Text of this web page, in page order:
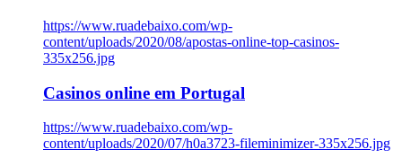
https://www.ruadebaixo.com/wp-
content/uploads/2020/08/apostas-online-top-casinos-
335x256.jpg
Casinos online em Portugal
https://www.ruadebaixo.com/wp-
content/uploads/2020/07/h0a3723-fileminimizer-335x256.jpg